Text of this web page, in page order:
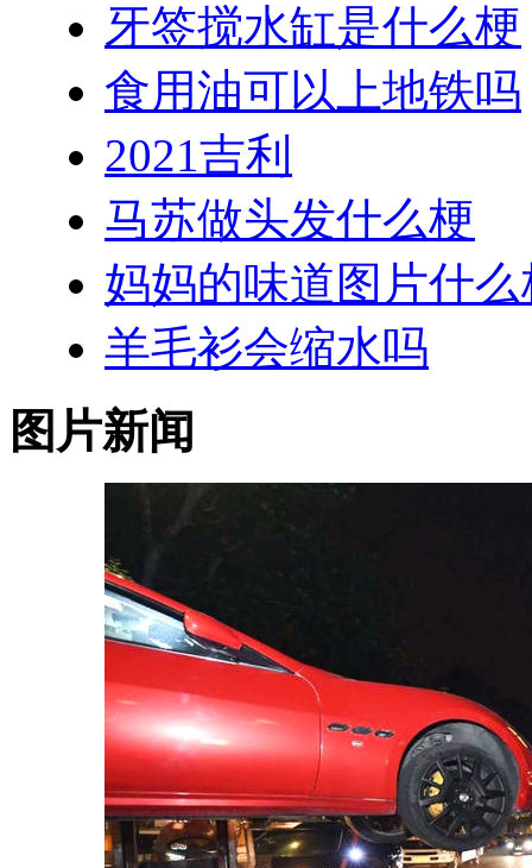
牙签搅水缸是什么梗
食用油可以上地铁吗
2021吉利
马苏做头发什么梗
妈妈的味道图片什么
羊毛衫会缩水吗
图片新闻